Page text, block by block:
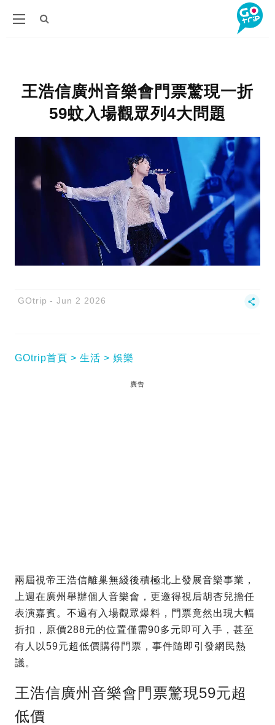
王浩信廣州音樂會門票驚現一折
59蚊入場觀眾列4大問題
GOtrip Jun 2 2026
GOtrip首頁 生活 娛樂
廣告
兩屆視帝王浩信離巢無綫後積極北上發展音樂事業，
上週在廣州舉辦個人音樂會，更邀得視后胡杏兒擔任
表演嘉賓。不過有入場觀眾爆料，門票竟然出現大幅
折扣，原價288元的位置僅需90多元即可入手，甚至
有人以59元超低價購得門票，事件隨即引發網民熱
議。
王浩信廣州音樂會門票驚現59元超
低價